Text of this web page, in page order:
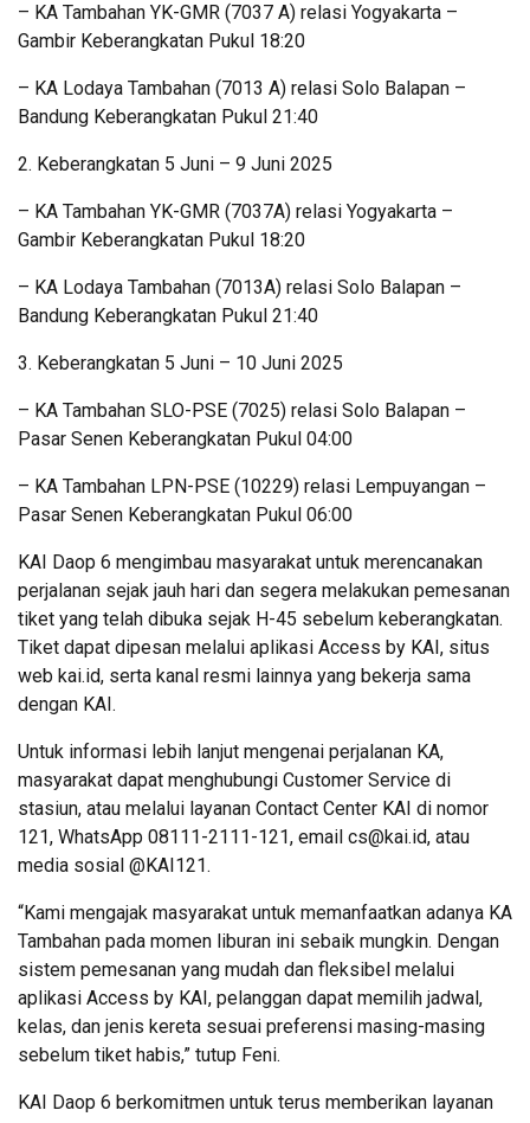
– KA Tambahan YK-GMR (7037 A) relasi Yogyakarta –
Gambir Keberangkatan Pukul 18:20
– KA Lodaya Tambahan (7013 A) relasi Solo Balapan –
Bandung Keberangkatan Pukul 21:40
2. Keberangkatan 5 Juni – 9 Juni 2025
– KA Tambahan YK-GMR (7037A) relasi Yogyakarta –
Gambir Keberangkatan Pukul 18:20
– KA Lodaya Tambahan (7013A) relasi Solo Balapan –
Bandung Keberangkatan Pukul 21:40
3. Keberangkatan 5 Juni – 10 Juni 2025
– KA Tambahan SLO-PSE (7025) relasi Solo Balapan –
Pasar Senen Keberangkatan Pukul 04:00
– KA Tambahan LPN-PSE (10229) relasi Lempuyangan –
Pasar Senen Keberangkatan Pukul 06:00
KAI Daop 6 mengimbau masyarakat untuk merencanakan
perjalanan sejak jauh hari dan segera melakukan pemesanan
tiket yang telah dibuka sejak H-45 sebelum keberangkatan.
Tiket dapat dipesan melalui aplikasi Access by KAI, situs
web kai.id, serta kanal resmi lainnya yang bekerja sama
dengan KAI.
Untuk informasi lebih lanjut mengenai perjalanan KA,
masyarakat dapat menghubungi Customer Service di
stasiun, atau melalui layanan Contact Center KAI di nomor
121, WhatsApp 08111-2111-121, email cs@kai.id, atau
media sosial @KAI121.
“Kami mengajak masyarakat untuk memanfaatkan adanya KA
Tambahan pada momen liburan ini sebaik mungkin. Dengan
sistem pemesanan yang mudah dan fleksibel melalui
aplikasi Access by KAI, pelanggan dapat memilih jadwal,
kelas, dan jenis kereta sesuai preferensi masing-masing
sebelum tiket habis,” tutup Feni.
KAI Daop 6 berkomitmen untuk terus memberikan layanan